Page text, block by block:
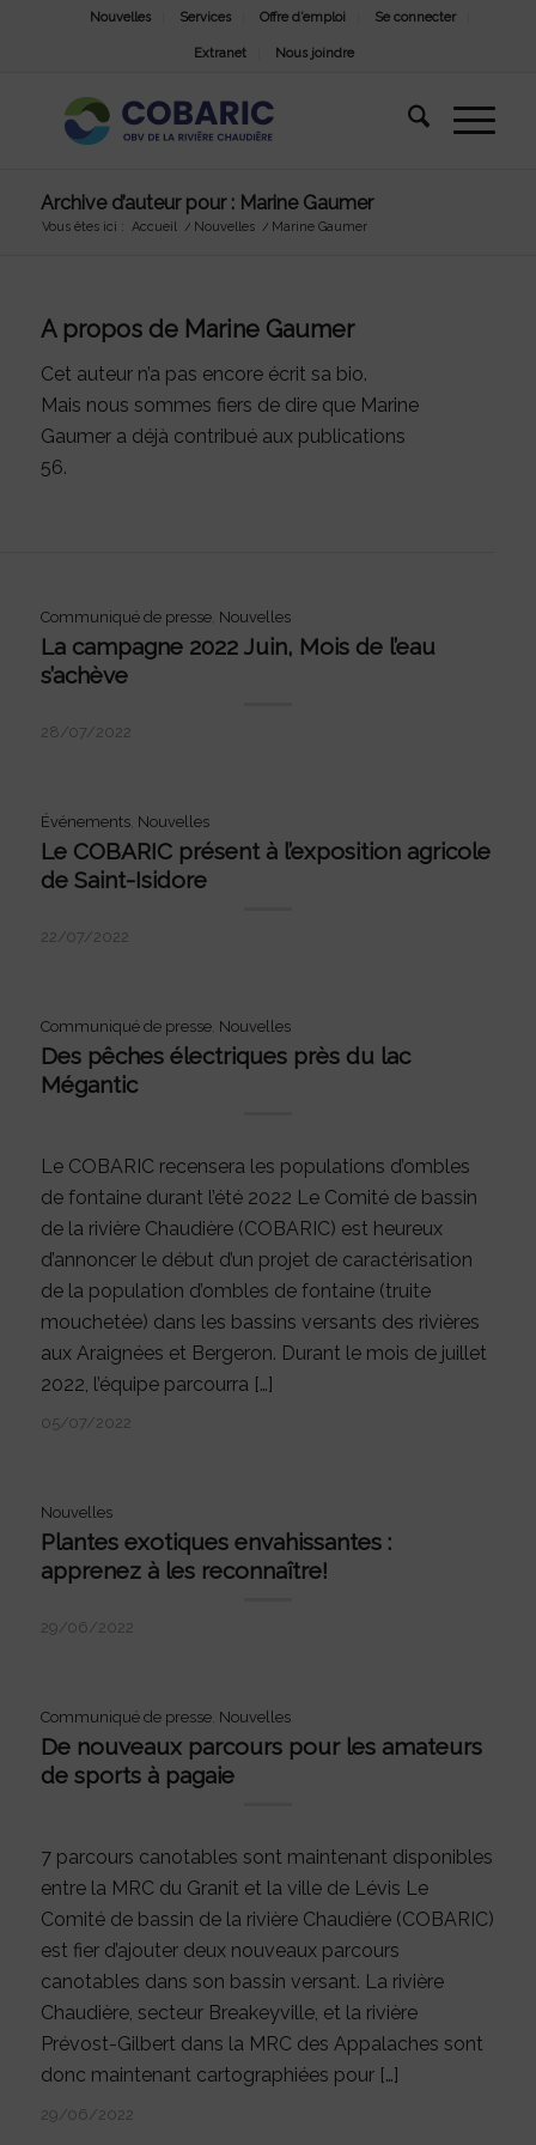
Nouvelles Services Offre d’emploi Se connecter
Extranet Nous joindre
Archive d’auteur pour : Marine Gaumer
Vous êtes ici : Accueil / Nouvelles / Marine Gaumer
A propos de Marine Gaumer
Cet auteur n’a pas encore écrit sa bio.
Mais nous sommes fiers de dire que Marine
Gaumera déjà contribué aux publications
56.
Communiqué de presse, Nouvelles
La campagne 2022 Juin, Mois de l’eau
s’achève
28/07/2022
Événements, Nouvelles
Le COBARIC présent à l’exposition agricole
de Saint-Isidore
22/07/2022
Communiqué de presse, Nouvelles
Des pêches électriques près du lac
Mégantic
Le COBARIC recensera les populations d’ombles
de fontaine durant l’été 2022 Le Comité de bassin
de la rivière Chaudière (COBARIC) est heureux
d’annoncer le début d’un projet de caractérisation
de la population d’ombles de fontaine (truite
mouchetée) dans les bassins versants des rivières
aux Araignées et Bergeron. Durant le mois de juillet
2022, l’équipe parcourra […]
05/07/2022
Nouvelles
Plantes exotiques envahissantes :
apprenez à les reconnaître!
29/06/2022
Communiqué de presse, Nouvelles
De nouveaux parcours pour les amateurs
de sports à pagaie
7 parcours canotables sont maintenant disponibles
entre la MRC du Granit et la ville de Lévis Le
Comité de bassin de la rivière Chaudière (COBARIC)
est fier d’ajouter deux nouveaux parcours
canotables dans son bassin versant. La rivière
Chaudière, secteur Breakeyville, et la rivière
Prévost-Gilbert dans la MRC des Appalaches sont
donc maintenant cartographiées pour […]
29/06/2022